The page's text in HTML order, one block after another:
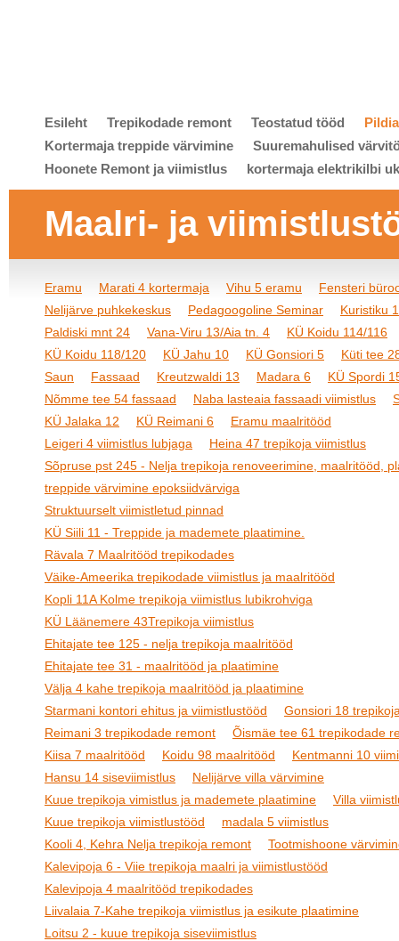
Esileht Trepikodade remont Teostatud tööd
Kortermaja treppide värvimine
Suuremahulised
Hoonete Remont ja viimistlus
kortermaja elektrikilbi
Maalri- ja
Eramu Marati 4 kortermaja Vihu 5 eramu
Fensteri
Nelijärve puhkekeskus
Pedagoogoline Seminar
Kuristiku
Paldiski mnt 24
Vana-Viru 13/Aia tn. 4
KÜ Koidu 114/116
KÜ Koidu 118/120
KÜ Jahu 10 KÜ Gonsiori 5
Küti tee
Saun
Fassaad Kreutzwaldi 13 Madara 6
KÜ Spordi
Nõmme tee 54 fassaad
Naba lasteaia fassaadi viimistlus
KÜ Jalaka 12
KÜ Reimani 6
Eramu maalritööd
Leigeri 4 viimistlus lubjaga
Heina 47 trepikoja viimistlus
Sõpruse pst 245 - Nelja trepikoja renoveerimine, maalritööd,
treppide värvimine epoksiidvärviga
Struktuurselt viimistletud pinnad
KÜ Siili 11 - Treppide ja mademete plaatimine.
Rävala 7 Maalritööd trepikodades
Väike-Ameerika trepikodade viimistlus ja maalritööd
Kopli 11A Kolme trepikoja viimistlus lubikrohviga
KÜ Läänemere 43Trepikoja viimistlus
Ehitajate tee 125 - nelja trepikoja maalritööd
Ehitajate tee 31 - maalritööd ja plaatimine
Välja 4 kahe trepikoja maalritööd ja plaatimine
Starmani kontori ehitus ja viimistlustööd
Gonsiori 18
Reimani 3 trepikodade remont
Õismäe tee 61 trepikodade
Kiisa 7 maalritööd
Koidu 98 maalritööd
Kentmanni 10
Hansu 14 siseviimistlus
Nelijärve villa värvimine
Kuue trepikoja vimistlus ja mademete plaatimine
Villa
Kuue trepikoja viimistlustööd
madala 5 viimistlus
Kooli 4, Kehra Nelja trepikoja remont
Tootmishoone
Kalevipoja 6 - Viie trepikoja maalri ja viimistlustööd
Kalevipoja 4 maalritööd trepikodades
Liivalaia 7-Kahe trepikoja viimistlus ja esikute plaatimine
Loitsu 2 - kuue trepikoja siseviimistlus